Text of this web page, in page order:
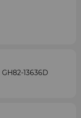
GH82-13636D